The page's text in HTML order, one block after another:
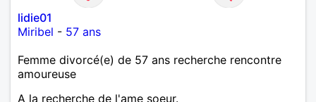
lidie01
Miribel - 57 ans
Femme divorcé(e) de 57 ans recherche rencontre
amoureuse
A la recherche de l'ame soeur.